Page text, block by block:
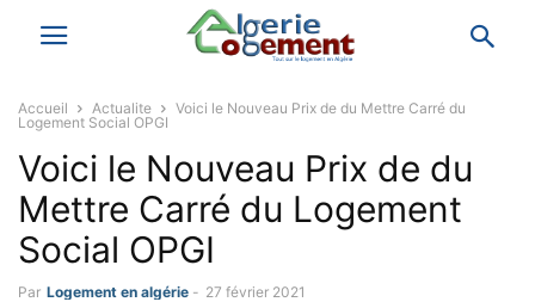
Accueil Actualite
Voici le Nouveau Prix de du Mettre Carré du
Logement Social OPGI
Voici le Nouveau Prix de du
Mettre Carré du Logement
Social OPGI
Par Logement en algérie - 27 février 2021